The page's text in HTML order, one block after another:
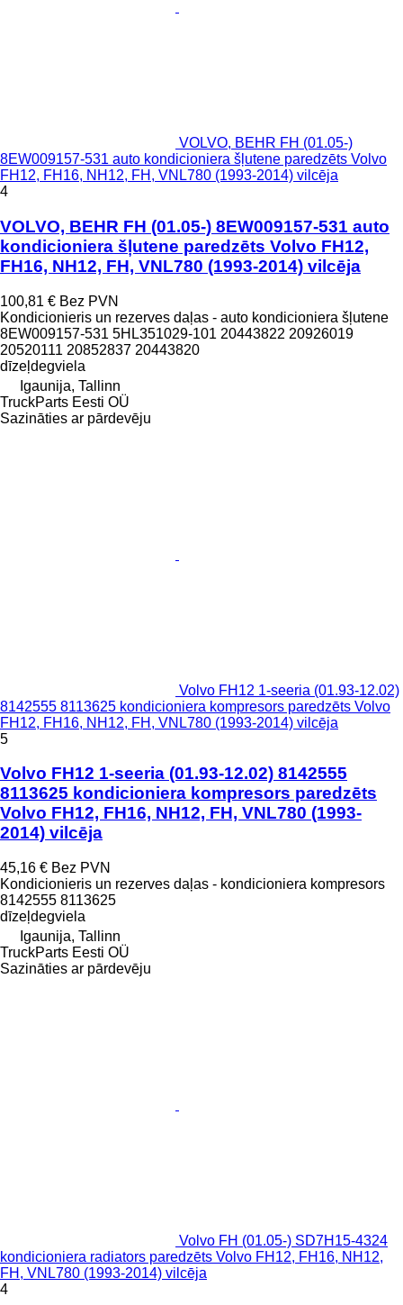
VOLVO, BEHR FH (01.05-)
8EW009157-531 auto kondicioniera šļutene paredzēts Volvo
FH12, FH16, NH12, FH, VNL780 (1993-2014) vilcēja
4
VOLVO, BEHR FH (01.05-) 8EW009157-531 auto
kondicioniera šļutene paredzēts Volvo FH12,
FH16, NH12, FH, VNL780 (1993-2014) vilcēja
100,81 € Bez PVN
Kondicionieris un rezerves daļas - auto kondicioniera šļutene
8EW009157-531 5HL351029-101 20443822 20926019
20520111 20852837 20443820
dīzeļdegviela
Igaunija, Tallinn
TruckParts Eesti OÜ
Sazināties ar pārdevēju
Volvo FH12 1-seeria (01.93-12.02)
8142555 8113625 kondicioniera kompresors paredzēts Volvo
FH12, FH16, NH12, FH, VNL780 (1993-2014) vilcēja
5
Volvo FH12 1-seeria (01.93-12.02) 8142555
8113625 kondicioniera kompresors paredzēts
Volvo FH12, FH16, NH12, FH, VNL780 (1993-
2014) vilcēja
45,16 € Bez PVN
Kondicionieris un rezerves daļas - kondicioniera kompresors
8142555 8113625
dīzeļdegviela
Igaunija, Tallinn
TruckParts Eesti OÜ
Sazināties ar pārdevēju
Volvo FH (01.05-) SD7H15-4324
kondicioniera radiators paredzēts Volvo FH12, FH16, NH12,
FH, VNL780 (1993-2014) vilcēja
4